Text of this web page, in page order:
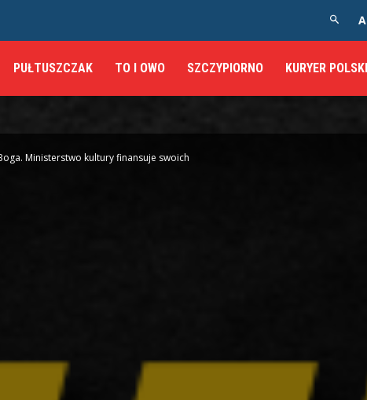
PUŁTUSZCZAK TO I OWO SZCZYPIORNO KURYER
Ministerstwo kultury finansuje swoich